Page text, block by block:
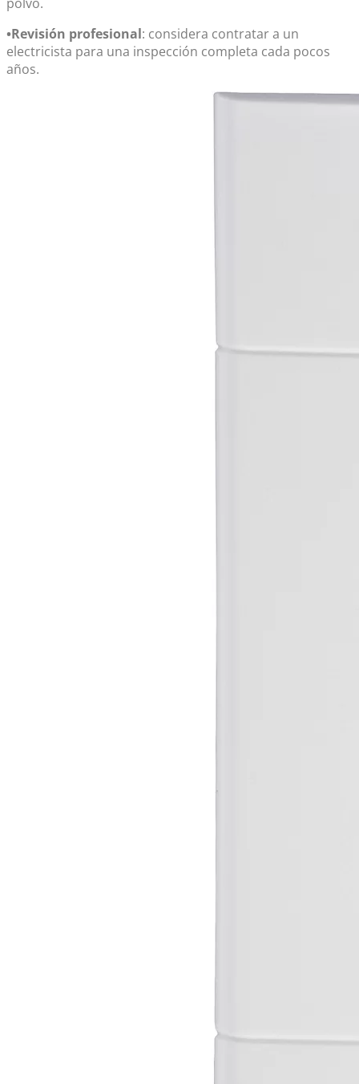
•Revisión profesional: considera contratar a un
electricista para una inspección completa cada pocos
años.